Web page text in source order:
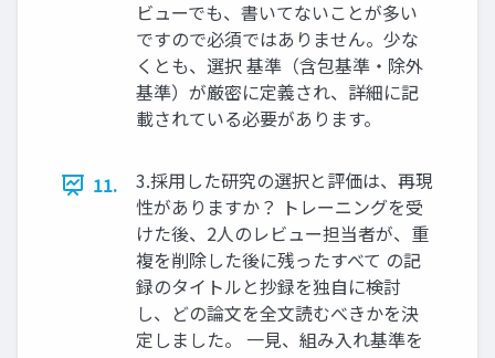
ビューでも、書いてないことが多い
ですので必須ではありません。少な
くとも、選択 基準（含包基準・除外
基準）が厳密に定義され、詳細に記
載されている必要があります。
11.
3.採用した研究の選択と評価は、再現
性がありますか？ トレーニングを受
けた後、2人のレビュー担当者が、重
複を削除した後に残ったすべて の記
録のタイトルと抄録を独自に検討
し、どの論文を全文読むべきかを決
定しました。 一見、組み入れ基準を